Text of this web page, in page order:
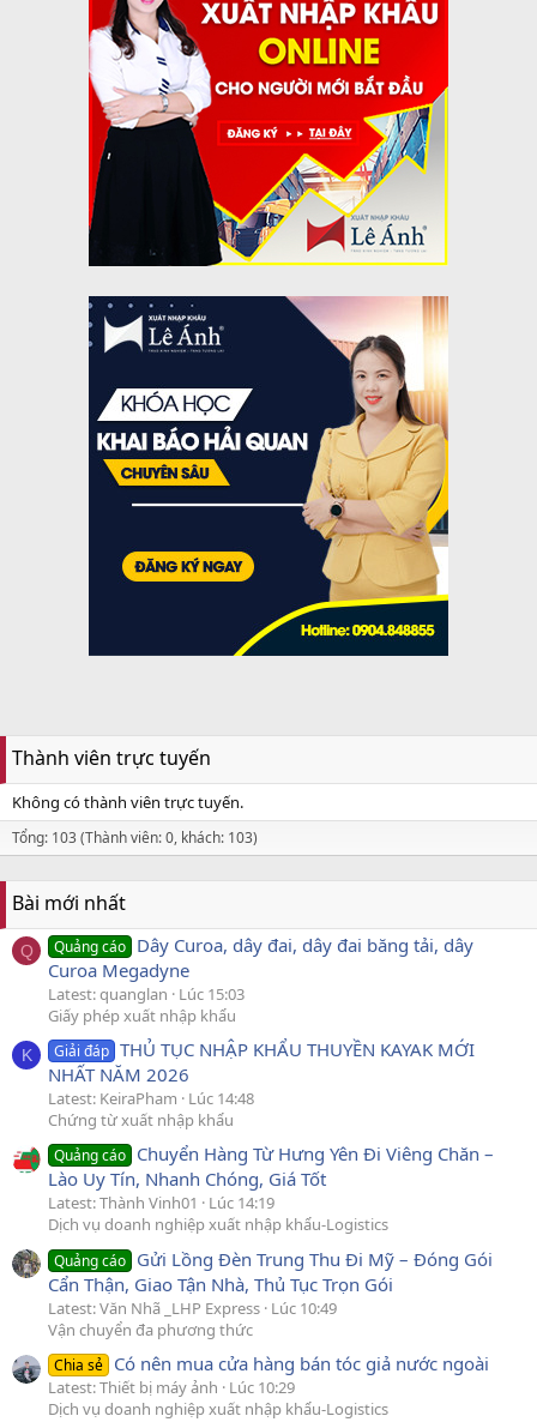
Thành viên trực tuyến
Không có thành viên trực tuyến.
Tổng: 103 (Thành viên: 0, khách: 103)
Bài mới nhất
Q Quảng cáo Dây Curoa, dây đai, dây đai băng tải, dây
Curoa Megadyne
Latest: quanglan
Lúc 15:03
Giấy phép xuất nhập khẩu
K Giải đáp THỦ TỤC NHẬP KHẨU THUYỀN KAYAK MỚI
NHẤT NĂM 2026
Latest: KeiraPham
Lúc 14:48
Chứng từ xuất nhập khẩu
Quảng cáo Chuyển Hàng Từ Hưng Yên Đi Viêng Chăn –
Lào Uy Tín, Nhanh Chóng, Giá Tốt
Latest: Thành Vinh01
Lúc 14:19
Dịch vụ doanh nghiệp xuất nhập khẩu-Logistics
Quảng cáo Gửi Lồng Đèn Trung Thu Đi Mỹ – Đóng Gói
Cẩn Thận, Giao Tận Nhà, Thủ Tục Trọn Gói
Latest: Văn Nhã _LHP Express Lúc 10:49
Vận chuyển đa phương thức
Chia sẻ Có nên mua cửa hàng bán tóc giả nước ngoài
Latest: Thiết bị máy ảnh
Lúc 10:29
Dịch vụ doanh nghiệp xuất nhập khẩu-Logistics